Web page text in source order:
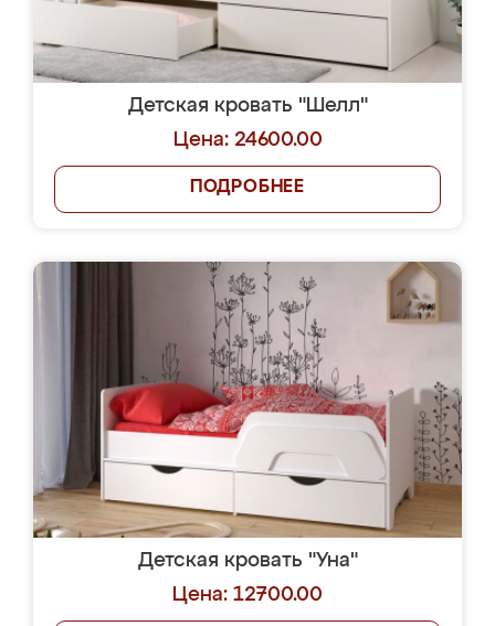
Детская кровать "Шелл"
Цена: 24600.00
ПОДРОБНЕЕ
Детская кровать "Уна"
Цена: 12700.00